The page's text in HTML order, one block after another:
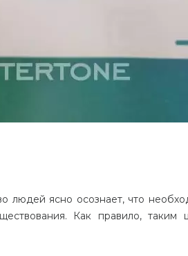
людей ясно осознает, что
Как правило, таким